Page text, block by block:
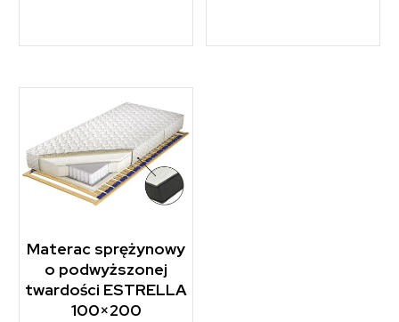
Materac sprężynowy
o podwyższonej
twardości ESTRELLA
100×200